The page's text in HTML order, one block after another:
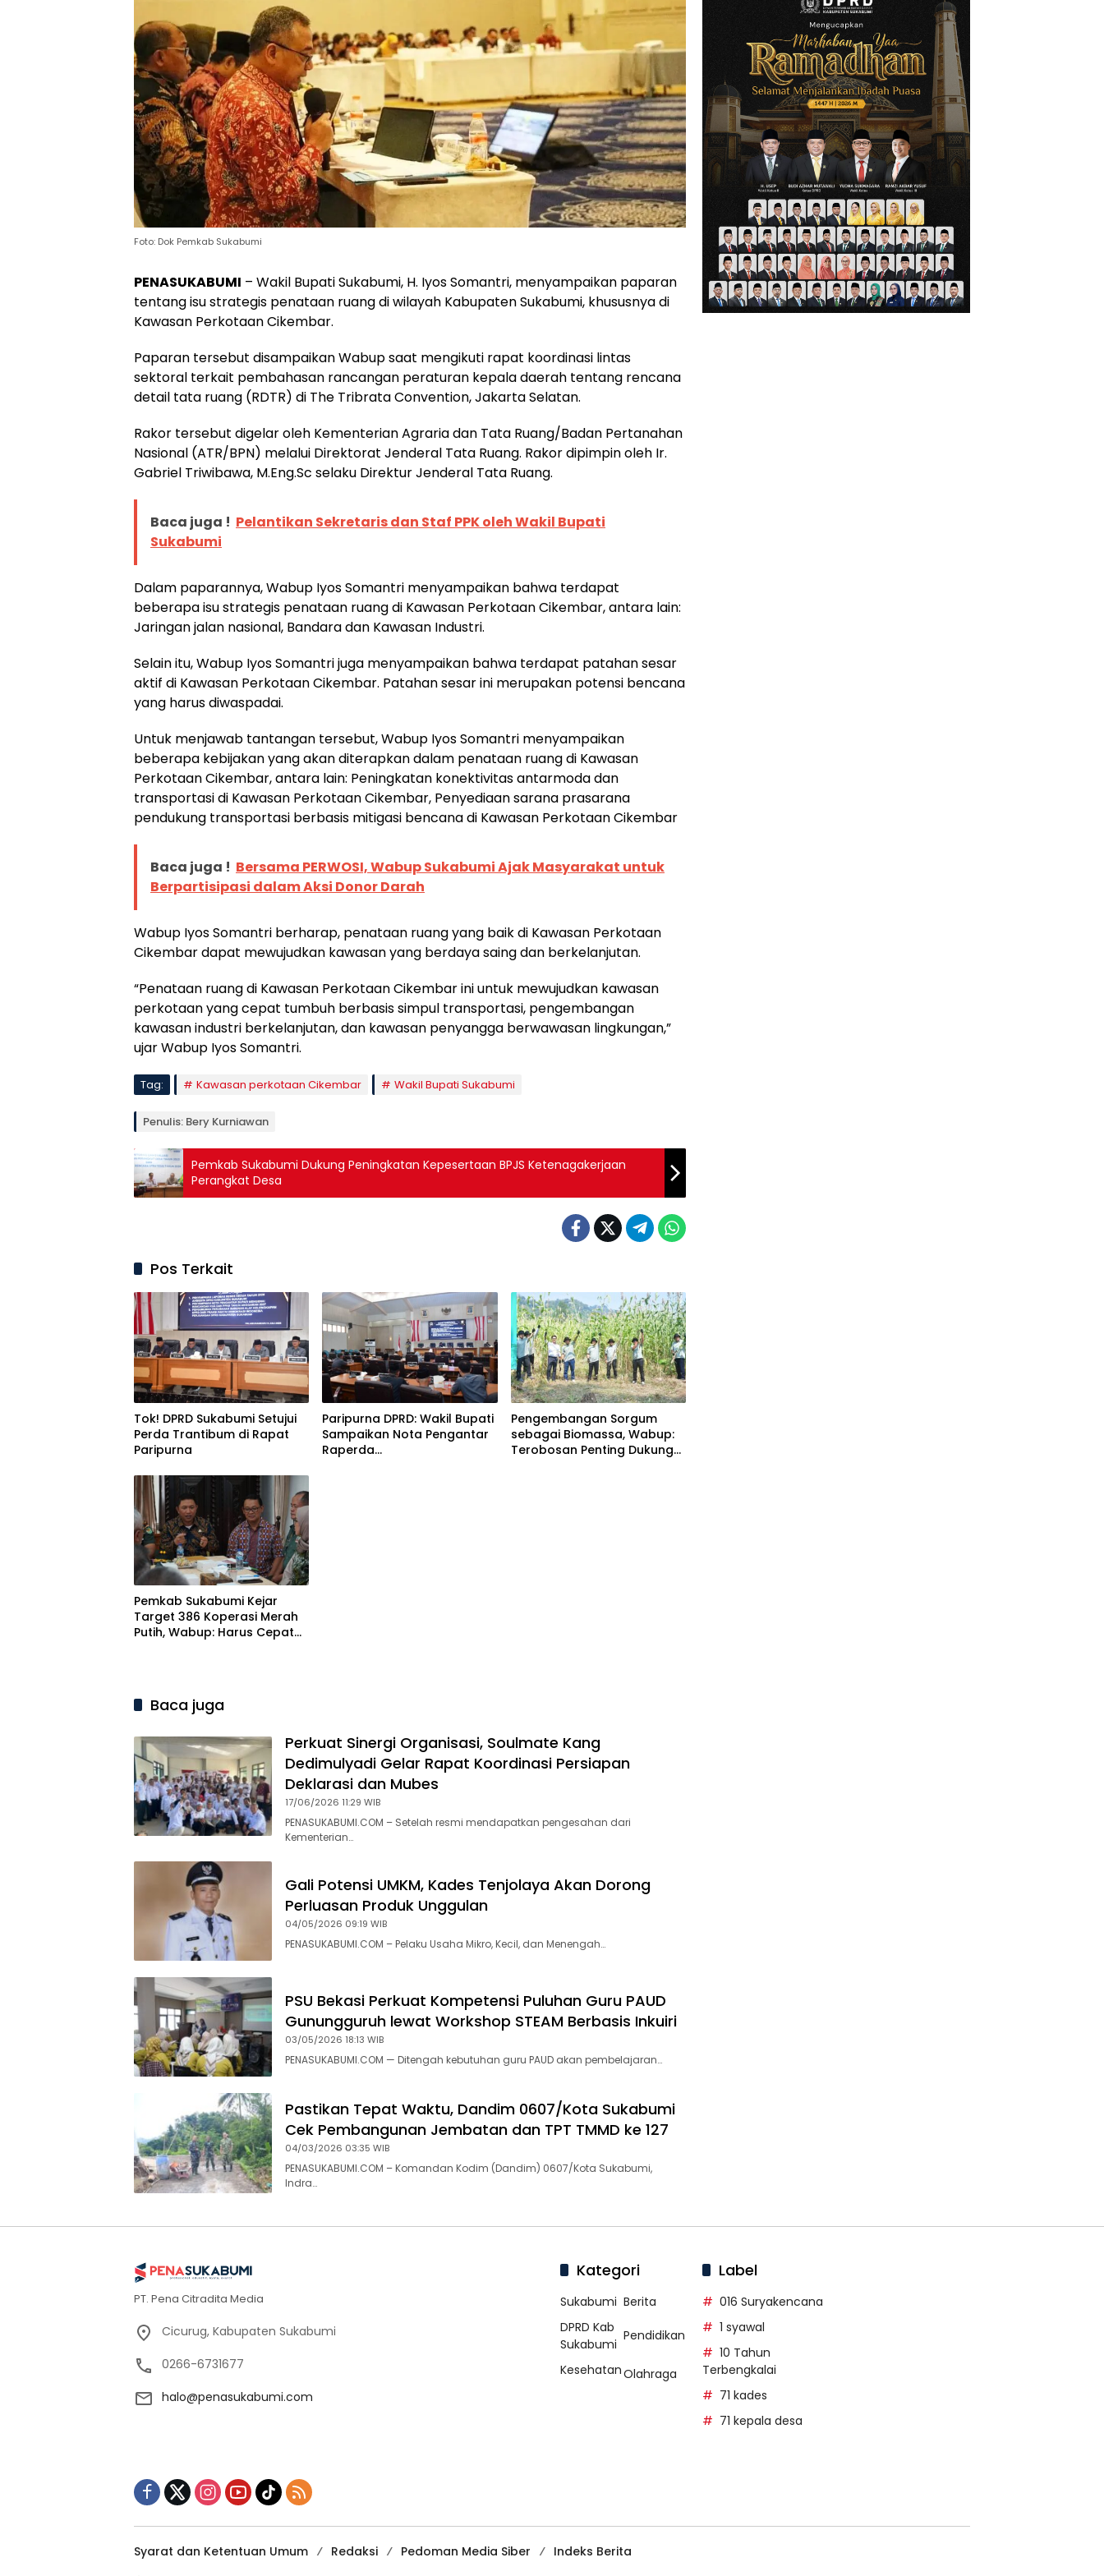
Foto: Dok Pemkab Sukabumi
PENASUKABUMI – Wakil Bupati Sukabumi, H. Iyos Somantri, menyampaikan paparan
tentang isu strategis penataan ruang di wilayah Kabupaten Sukabumi, khususnya di
Kawasan Perkotaan Cikembar.
Paparan tersebut disampaikan Wabup saat mengikuti rapat koordinasi lintas
sektoral terkait pembahasan rancangan peraturan kepala daerah tentang rencana
detail tata ruang (RDTR) di The Tribrata Convention, Jakarta Selatan.
Rakor tersebut digelar oleh Kementerian Agraria dan Tata Ruang/Badan Pertanahan
Nasional (ATR/BPN) melalui Direktorat Jenderal Tata Ruang. Rakor dipimpin oleh Ir.
Gabriel Triwibawa, M.Eng.Sc selaku Direktur Jenderal Tata Ruang.
Baca juga ! Pelantikan Sekretaris dan Staf PPK oleh Wakil Bupati
Sukabumi
Dalam paparannya, Wabup Iyos Somantri menyampaikan bahwa terdapat
beberapa isu strategis penataan ruang di Kawasan Perkotaan Cikembar, antara lain:
Jaringan jalan nasional, Bandara dan Kawasan Industri.
Selain itu, Wabup Iyos Somantri juga menyampaikan bahwa terdapat patahan sesar
aktif di Kawasan Perkotaan Cikembar. Patahan sesar ini merupakan potensi bencana
yang harus diwaspadai.
Untuk menjawab tantangan tersebut, Wabup Iyos Somantri menyampaikan
beberapa kebijakan yang akan diterapkan dalam penataan ruang di Kawasan
Perkotaan Cikembar, antara lain: Peningkatan konektivitas antarmoda dan
transportasi di Kawasan Perkotaan Cikembar, Penyediaan sarana prasarana
pendukung transportasi berbasis mitigasi bencana di Kawasan Perkotaan Cikembar
Baca juga ! Bersama PERWOSI, Wabup Sukabumi Ajak Masyarakat untuk
Berpartisipasi dalam Aksi Donor Darah
Wabup Iyos Somantri berharap, penataan ruang yang baik di Kawasan Perkotaan
Cikembar dapat mewujudkan kawasan yang berdaya saing dan berkelanjutan.
“Penataan ruang di Kawasan Perkotaan Cikembar ini untuk mewujudkan kawasan
perkotaan yang cepat tumbuh berbasis simpul transportasi, pengembangan
kawasan industri berkelanjutan, dan kawasan penyangga berwawasan lingkungan,”
ujar Wabup Iyos Somantri.
Tag: Kawasan perkotaan Cikembar Wakil Bupati Sukabumi
Penulis: Bery Kurniawan
Pemkab Sukabumi Dukung Peningkatan Kepesertaan BPJS Ketenagakerjaan
Perangkat Desa
Pos Terkait
Tok! DPRD Sukabumi Setujui
Perda Trantibum di Rapat
Paripurna
Paripurna DPRD: Wakil Bupati
Sampaikan Nota Pengantar
Raperda
Pengembangan Sorgum
sebagai Biomassa, Wabup:
Terobosan Penting Dukung
Pemkab Sukabumi Kejar
Target 386 Koperasi Merah
Putih, Wabup: Harus Cepat
Baca juga
Perkuat Sinergi Organisasi, Soulmate Kang
Dedimulyadi Gelar Rapat Koordinasi Persiapan
Deklarasi dan Mubes
17/06/2026 11:29 WIB
PENASUKABUMI.COM – Setelah resmi mendapatkan pengesahan dari
Kementerian…
Gali Potensi UMKM, Kades Tenjolaya Akan Dorong
Perluasan Produk Unggulan
04/05/2026 09:19 WIB
PENASUKABUMI.COM – Pelaku Usaha Mikro, Kecil, dan Menengah…
PSU Bekasi Perkuat Kompetensi Puluhan Guru PAUD
Gunungguruh lewat Workshop STEAM Berbasis Inkuiri
03/05/2026 18:13 WIB
PENASUKABUMI.COM — Ditengah kebutuhan guru PAUD akan pembelajaran…
Pastikan Tepat Waktu, Dandim 0607/Kota Sukabumi
Cek Pembangunan Jembatan dan TPT TMMD ke 127
04/03/2026 03:35 WIB
PENASUKABUMI.COM – Komandan Kodim (Dandim) 0607/Kota Sukabumi,
Indra…
PT. Pena Citradita Media
Cicurug, Kabupaten Sukabumi
0266-6731677
halo@penasukabumi.com
Kategori
Sukabumi Berita
DPRD Kab
Sukabumi
Pendidikan
KesehatanOlahraga
Label
016 Suryakencana
1 syawal
10 Tahun
Terbengkalai
71 kades
71 kepala desa
Syarat dan Ketentuan Umum Redaksi Pedoman Media Siber
Indeks Berita